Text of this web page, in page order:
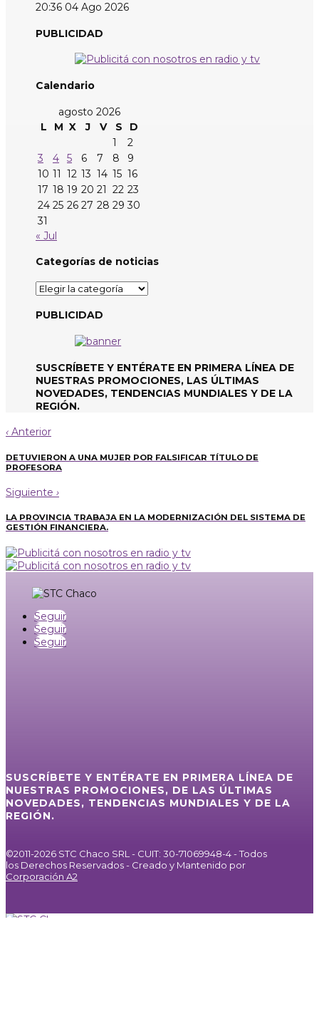
20:36 04 Ago 2026
PUBLICIDAD
Calendario
agosto 2026
L
M X J V S
D
1
2
3
4 5 6 7 8
9
10 11 12 13 14 15 16
17 18 19 20 21 22 23
24 25 26 27 28 29 30
31
« Jul
Categorías de noticias
Categorías
de
noticias
PUBLICIDAD
SUSCRÍBETE Y ENTÉRATE EN PRIMERA LÍNEA DE
NUESTRAS PROMOCIONES, LAS ÚLTIMAS
NOVEDADES, TENDENCIAS MUNDIALES Y DE LA
REGIÓN.
‹ Anterior
DETUVIERON A UNA MUJER POR FALSIFICAR TÍTULO DE
PROFESORA
Siguiente ›
LA PROVINCIA TRABAJA EN LA MODERNIZACIÓN DEL SISTEMA DE
GESTIÓN FINANCIERA.
Seguir
Seguir
Seguir
SUSCRÍBETE Y ENTÉRATE EN PRIMERA LÍNEA DE
NUESTRAS PROMOCIONES, DE LAS ÚLTIMAS
NOVEDADES, TENDENCIAS MUNDIALES Y DE LA
REGIÓN.
©2011-2026 STC Chaco SRL - CUIT: 30-71069948-4 - Todos
los Derechos Reservados - Creado y Mantenido por
Corporación A2